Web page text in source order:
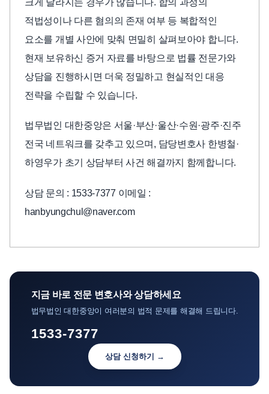
크게 달라지는 경우가 많습니다. 합의 과정의
적법성이나 다른 혐의의 존재 여부 등 복합적인
요소를 개별 사안에 맞춰 면밀히 살펴보아야 합니다.
현재 보유하신 증거 자료를 바탕으로 법률 전문가와
상담을 진행하시면 더욱 정밀하고 현실적인 대응
전략을 수립할 수 있습니다.
법무법인 대한중앙은 서울·부산·울산·수원·광주·진주
전국 네트워크를 갖추고 있으며, 담당변호사 한병철·
하영우가 초기 상담부터 사건 해결까지 함께합니다.
상담 문의 : 1533-7377 이메일 :
hanbyungchul@naver.com
지금 바로 전문 변호사와 상담하세요
법무법인 대한중앙이 여러분의 법적 문제를 해결해 드립니다.
1533-7377
상담 신청하기 →